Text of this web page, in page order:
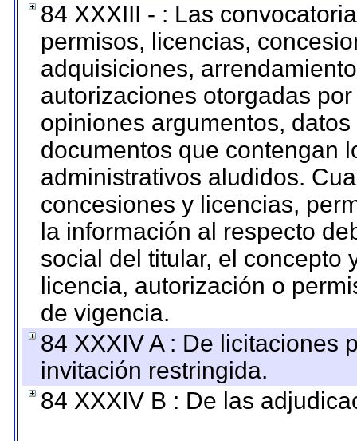
84 XXXIII - : Las
permisos, licencias,
adquisiciones,
autorizaciones otorgadas
opiniones argumentos,
documentos que contengan
administrativos aludidos.
concesiones y licencias,
la información al respecto
social del titular, el concepto
licencia, autorización o
de vigencia.
84 XXXIV A : De licitaciones
invitación restringida.
84 XXXIV B : De las